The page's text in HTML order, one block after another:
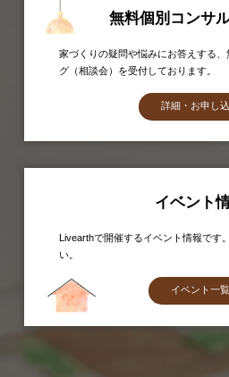
無料個別コンサ
家づくりの疑問や悩みにお答えする
グ（相談会）を受付しております。
詳細・お申し
イベント
Livearthで開催するイベント情報です
い。
イベント一覧